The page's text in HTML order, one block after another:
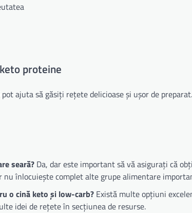
proteine
ajuta să găsiți rețete delicioase și ușor de preparat.
seară? Da, dar este important să vă asigurați că
înlocuiește complet alte grupe alimentare
o cină keto și low-carb? Există multe opțiuni
idei de rețete în secțiunea de resurse.